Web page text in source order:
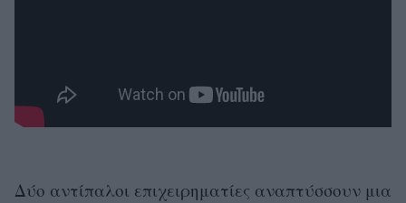
Δύο αντίπαλοι επιχειρηματίες αναπτύσσουν μια